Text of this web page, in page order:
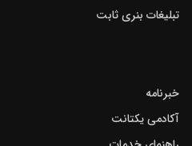
تبلیغات بنری ثابت
خبرنامه
آکادمی یکتانت